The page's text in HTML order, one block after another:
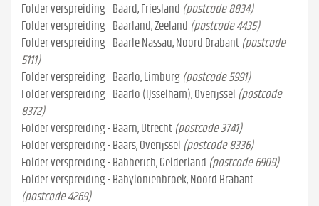
Folder verspreiding - Baard, Friesland (postcode 8834)
Folder verspreiding - Baarland, Zeeland (postcode 4435)
Folder verspreiding - Baarle Nassau, Noord Brabant (postcode
5111)
Folder verspreiding - Baarlo, Limburg (postcode 5991)
Folder verspreiding - Baarlo (IJsselham), Overijssel (postcode
8372)
Folder verspreiding - Baarn, Utrecht (postcode 3741)
Folder verspreiding - Baars, Overijssel (postcode 8336)
Folder verspreiding - Babberich, Gelderland (postcode 6909)
Folder verspreiding - Babylonienbroek, Noord Brabant
(postcode 4269)